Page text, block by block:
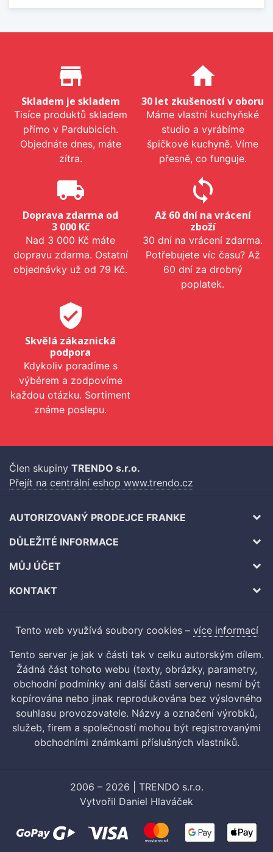
Proč nakupovat u nás?
store_mall_directory
Skladem je skladem
Tisíce produktů skladem
přímo v Pardubicích.
Objednáte dnes, máte
zítra.
home
30 let zkušeností v oboru
Máme vlastní kuchyňské
studio a vyrábíme
špičkové kuchyně. Víme
přesně, co funguje.
local_shipping
Doprava zdarma od
3 000 Kč
Nad 3 000 Kč máte
dopravu zdarma. Ostatní
objednávky už od 79 Kč.
sync
Až 60 dní na vrácení
zboží
30 dní na vrácení zdarma.
Potřebujete víc času? Až
60 dní za drobný
poplatek.
verified_user
Skvělá zákaznická
podpora
Kdykoliv poradíme s
výběrem a zodpovíme
každou otázku. Sortiment
známe poslepu.
Člen skupiny TRENDO s.r.o.
Přejít na centrální eshop www.trendo.cz
AUTORIZOVANÝ PRODEJCE FRANKE
DŮLEŽITÉ INFORMACE
MŮJ ÚČET
KONTAKT
Tento web využívá soubory cookies – více informací
Tento server je jak v části tak v celku autorským dílem.
Žádná část tohoto webu (texty, obrázky, parametry,
obchodní podmínky ani další části serveru) nesmí být
kopírována nebo jinak reprodukována bez výslovného
souhlasu provozovatele. Názvy a označení výrobků,
služeb, firem a společností mohou být registrovanými
obchodními známkami příslušných vlastníků.
2006 – 2026 | TRENDO s.r.o.
Vytvořil Daniel Hlaváček